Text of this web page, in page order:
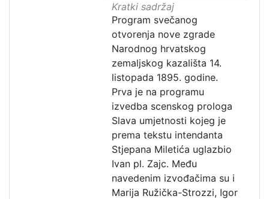
Kratki sadržaj
Program svečanog
otvorenja nove zgrade
Narodnog hrvatskog
zemaljskog kazališta 14.
listopada 1895. godine.
Prva je na programu
izvedba scenskog prologa
Slava umjetnosti kojeg je
prema tekstu intendanta
Stjepana Miletića uglazbio
Ivan pl. Zajc. Među
navedenim izvođačima su i
Marija Ružička-Strozzi, Igor